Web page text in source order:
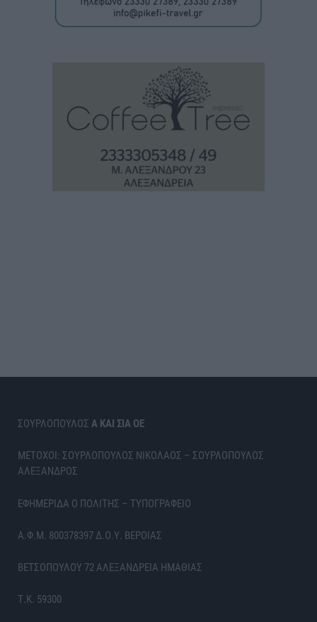
ΣΟΥΡΛΟΠΟΥΛΟΣ Α ΚΑΙ ΣΙΑ ΟΕ
ΜΕΤΟΧΟΙ: ΣΟΥΡΛΟΠΟΥΛΟΣ ΝΙΚΟΛΑΟΣ – ΣΟΥΡΛΟΠΟΥΛΟΣ
ΑΛΕΞΑΝΔΡΟΣ
ΕΦΗΜΕΡΙΔΑ Ο ΠΟΛΙΤΗΣ – ΤΥΠΟΓΡΑΦΕΙΟ
Α.Φ.Μ. 800378397 Δ.Ο.Υ. ΒΕΡΟΙΑΣ
ΒΕΤΣΟΠΟΥΛΟΥ 72 ΑΛΕΞΑΝΔΡΕΙΑ ΗΜΑΘΙΑΣ
Τ.Κ. 59300